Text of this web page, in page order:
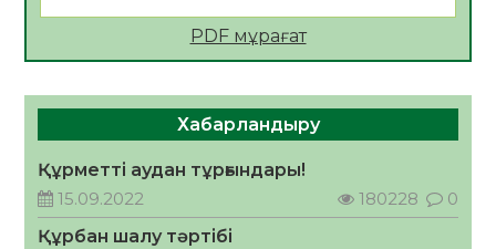
азаматтың міндеті
Руслан Рүстемұлы облыс әкімінің
кеңесшісі болып тағайындалды
05.08.2026
41 0
PDF мұрағат
Хабарландыру
Құрметті аудан тұрғындары!
15.09.2022
180228
0
Құрбан шалу тәртібі